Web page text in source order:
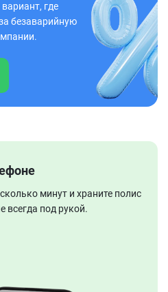
где
безаварийную
минут и храните полис
всегда под рукой.